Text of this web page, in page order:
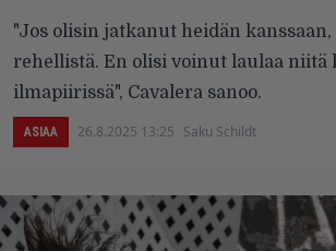
"Jos olisin jatkanut heidän
rehellistä. En olisi voinut laulaa niitä
ilmapiirissä", Cavalera sanoo.
ASIAA 26.8.2025 13:25 Saku Schildt